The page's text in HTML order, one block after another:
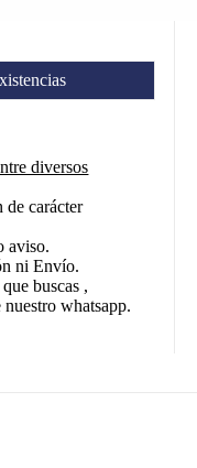
diversos
de carácter
aviso.
ni Envío.
buscas ,
whatsapp.